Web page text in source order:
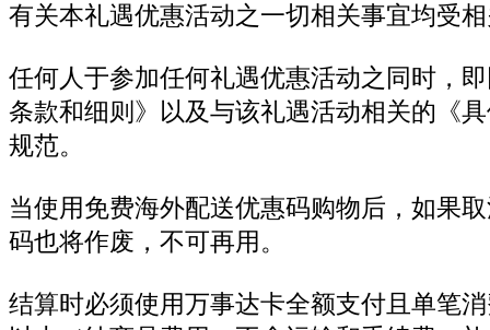
有关本礼遇优惠活动之一切相关事宜均受
任何人于参加任何礼遇优惠活动之同时，
条款和细则》以及与该礼遇活动相关的《
规范。
当使用免费海外配送优惠码购物后，如果
码也将作废，不可再用。
结算时必须使用万事达卡全额支付且单笔